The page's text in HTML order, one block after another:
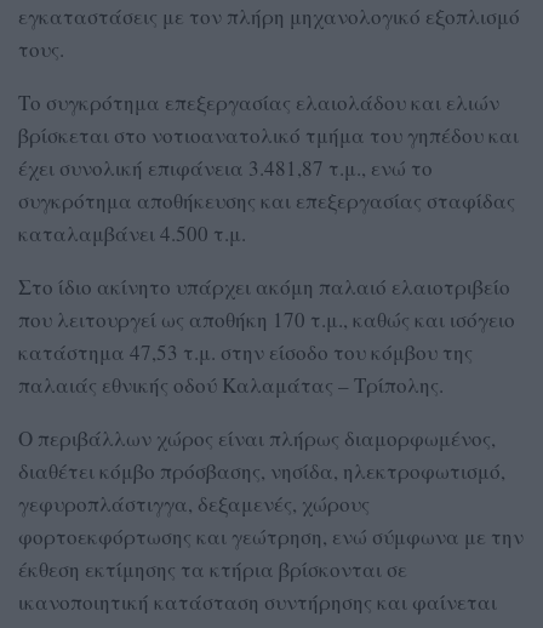
εγκαταστάσεις με τον πλήρη μηχανολογικό εξοπλισμό
τους.
Το συγκρότημα επεξεργασίας ελαιολάδου και ελιών
βρίσκεται στο νοτιοανατολικό τμήμα του γηπέδου και
έχει συνολική επιφάνεια 3.481,87 τ.μ., ενώ το
συγκρότημα αποθήκευσης και επεξεργασίας σταφίδας
καταλαμβάνει 4.500 τ.μ.
Στο ίδιο ακίνητο υπάρχει ακόμη παλαιό ελαιοτριβείο
που λειτουργεί ως αποθήκη 170 τ.μ., καθώς και ισόγειο
κατάστημα 47,53 τ.μ. στην είσοδο του κόμβου της
παλαιάς εθνικής οδού Καλαμάτας – Τρίπολης.
Ο περιβάλλων χώρος είναι πλήρως διαμορφωμένος,
διαθέτει κόμβο πρόσβασης, νησίδα, ηλεκτροφωτισμό,
γεφυροπλάστιγγα, δεξαμενές, χώρους
φορτοεκφόρτωσης και γεώτρηση, ενώ σύμφωνα με την
έκθεση εκτίμησης τα κτήρια βρίσκονται σε
ικανοποιητική κατάσταση συντήρησης και φαίνεται